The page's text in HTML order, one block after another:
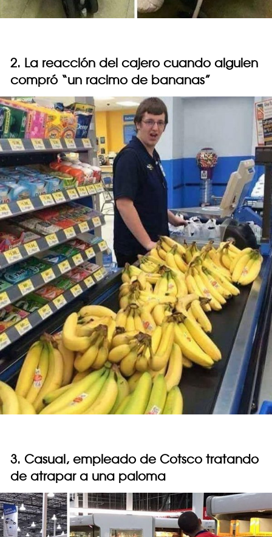
2. La reacción del cajero cuando alguien
compró “un racimo de bananas”
3. Casual, empleado de Cotsco tratando
de atrapar a una paloma